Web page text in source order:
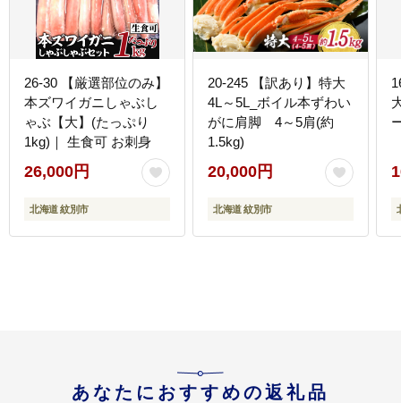
26-30 【厳選部位のみ】
本ズワイガニしゃぶし
ゃぶ【大】(たっぷり
1kg)｜ 生食可 お刺身
26,000円
北海道 紋別市
20-245 【訳あり】特大
4L～5L_ボイル本ずわい
がに肩脚 4～5肩(約
1.5kg)
20,000円
北海道 紋別市
あなたにおすすめの返礼品